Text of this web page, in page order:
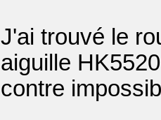
J'ai trouvé le
aiguille
contre